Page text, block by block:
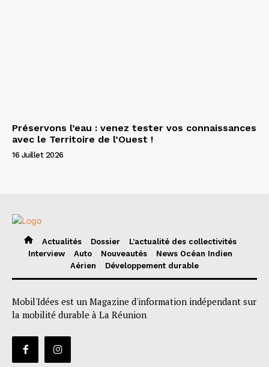
Préservons l’eau : venez tester vos connaissances
avec le Territoire de l’Ouest !
16 Juillet 2026
Actualités Dossier
L’actualité des collectivités
Interview
Auto Nouveautés
News Océan Indien
Aérien
Développement durable
Mobil'Idées est un Magazine d'information indépendant sur
la mobilité durable à La Réunion